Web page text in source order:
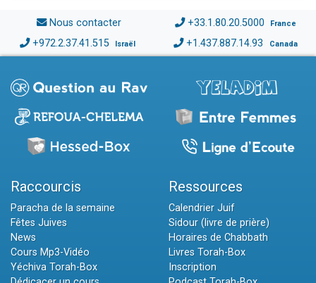
Nous contacter +33.1.80.20.5000 France
+972.2.37.41.515 Israël +1.437.887.14.93 Canada
Raccourcis
Paracha de la semaine
Fêtes Juives
News
Cours Mp3-Vidéo
Yéchiva Torah-Box
Ressources
Calendrier Juif
Sidour (livre de prière)
Horaires de Chabbath
Livres Torah-Box
Inscription